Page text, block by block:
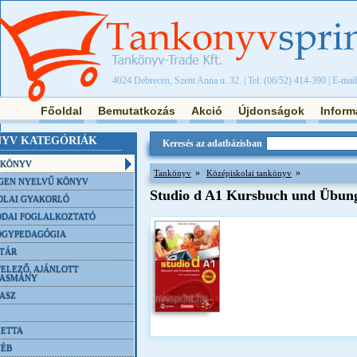
4024 Debrecen, Szent Anna u. 32. | Tel: (06/52) 414-390 | E-
Főoldal Bemutatkozás Akció Újdonságok
KATEGÓRIÁK
NYELVŰ KÖNYV
GYAKORLÓ
FOGLALKOZTATÓ
AJÁNLOTT
Keresés az adatbázisban
Tankönyv » Középiskolai tankönyv »
Studio d A1 Kursbuch und